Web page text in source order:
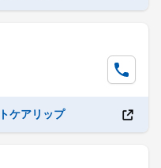
ケアリップ